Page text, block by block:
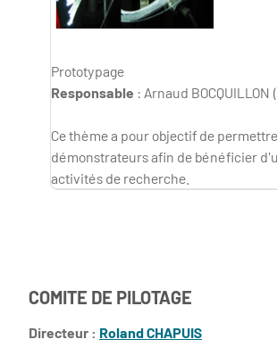
Prototypage
Responsable : Arnaud BOCQUILLON
Ce thème a pour objectif de
démonstrateurs afin de bénéficier
activités de recherche.
COMITE DE PILOTAGE
Directeur : Roland CHAPUIS